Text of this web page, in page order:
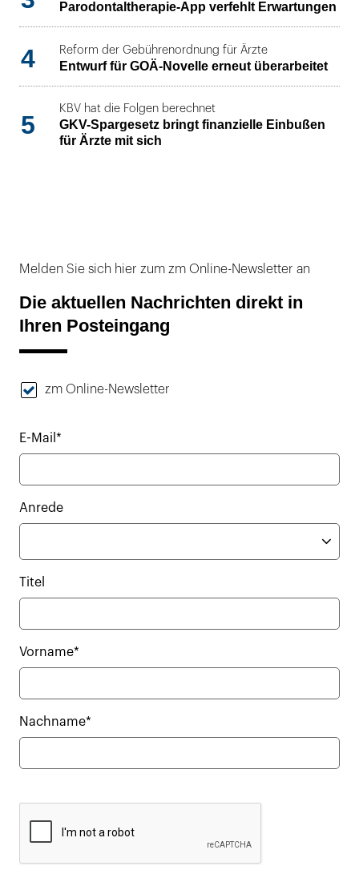
Parodontaltherapie-App verfehlt Erwartungen
4 Reform der Gebührenordnung für Ärzte
Entwurf für GOÄ-Novelle erneut überarbeitet
5
KBV hat die Folgen berechnet
GKV-Spargesetz bringt finanzielle Einbußen
für Ärzte mit sich
Melden Sie sich hier zum zm Online-Newsletter an
Die aktuellen Nachrichten direkt in
Ihren Posteingang
zm Online-Newsletter
E-Mail*
Anrede
Titel
Vorname*
Nachname*